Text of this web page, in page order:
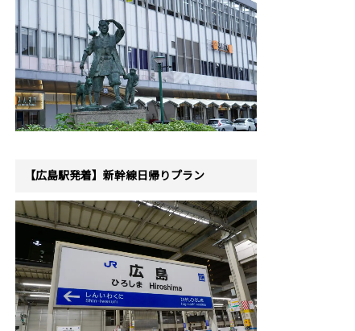
【広島駅発着】新幹線日帰りプラン